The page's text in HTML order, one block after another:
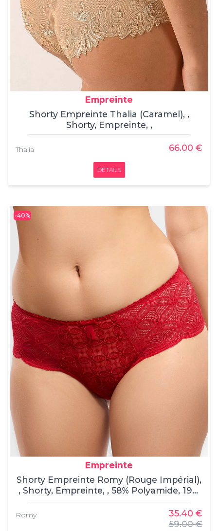
Empreinte
Shorty Empreinte Thalia (Caramel), ,
Shorty, Empreinte, ,
Thalia 66.00 €
DÉTAILS
Empreinte
Shorty Empreinte Romy (Rouge Impérial),
, Shorty, Empreinte, , 58% Polyamide, 19%
Polyester, 16% Élasthanne, 7% Coton
Romy
35.40 €
59.00 €
-40%